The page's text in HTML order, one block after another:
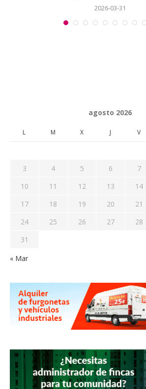
2026-03-31
agosto 2026
L M X J V
3
4 5 6 7
10
11 12 13 14
17
18 19 20 21
24
25 26 27 28
31
« Mar